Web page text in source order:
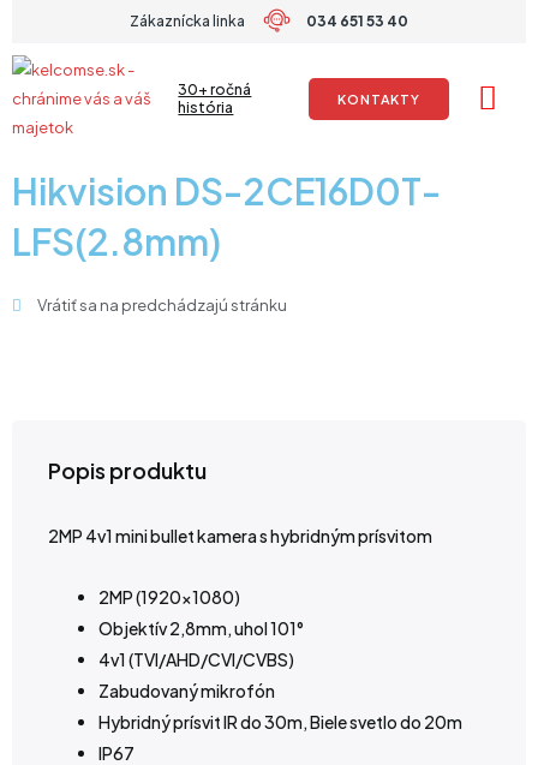
obsah
Zákaznícka linka 034 651 53 40
30+ ročná
história
KONTAKTY
Hikvision DS-2CE16D0T-
LFS(2.8mm)
Vrátiť sa na predchádzajú stránku
Popis produktu
2MP 4v1 mini bullet kamera s hybridným prísvitom
2MP (1920×1080)
Objektív 2,8mm, uhol 101°
4v1 (TVI/AHD/CVI/CVBS)
Zabudovaný mikrofón
Hybridný prísvit IR do 30m, Biele svetlo do 20m
IP67